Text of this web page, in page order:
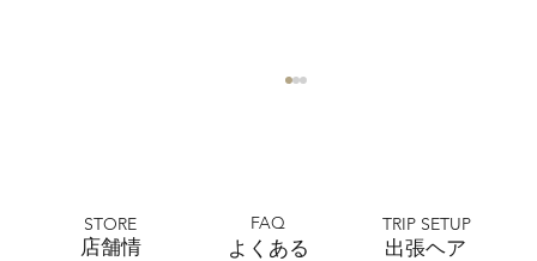
STORE
​店舗情
FAQ
よくある
TRIP SETUP
出張ヘア